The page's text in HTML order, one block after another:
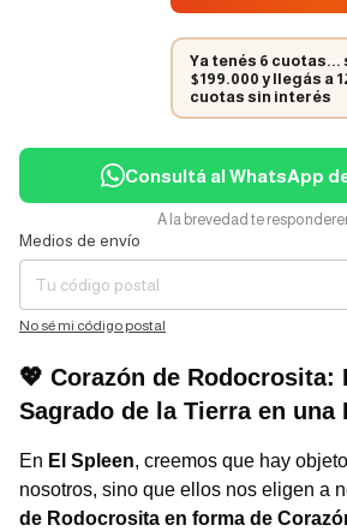
Ya tenés 6 cuotas...
$199.000 y llegás a
cuotas sin interés
Consultá al WhatsApp
A la brevedad te
Entregas para el CP:
Medios de envío
No sé mi código postal
💖 Corazón de Rodocrosita:
Sagrado de la Tierra en una
En El Spleen, creemos que hay
nosotros, sino que ellos nos eligen a
de Rodocrosita en forma de